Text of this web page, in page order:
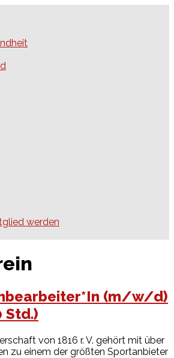
werden
(m/w/d)
Std.)
von 1816 r. V. gehört mit über
zu einem der größten Sportanbieter